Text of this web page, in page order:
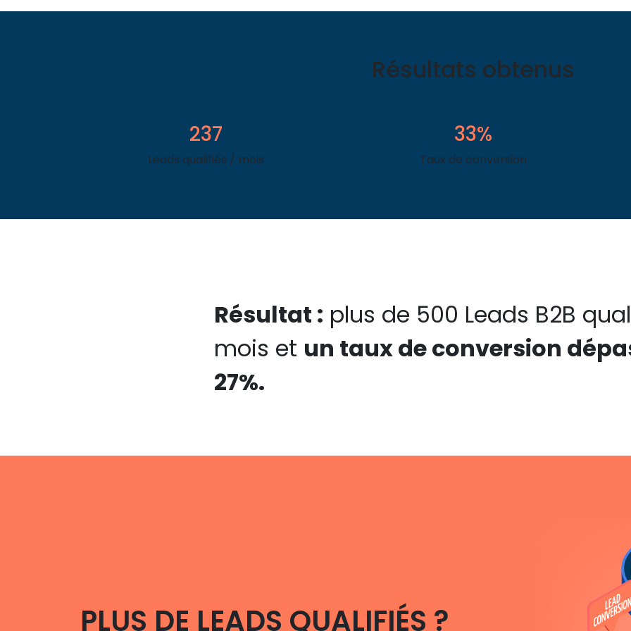
Résultats obtenus
237
Leads qualifiés / mois
33%
Taux de conversion
Résultat : plus de 500 Leads B2B
mois et un taux de conversion
27%.
PLUS DE LEADS QUALIFIÉS ?